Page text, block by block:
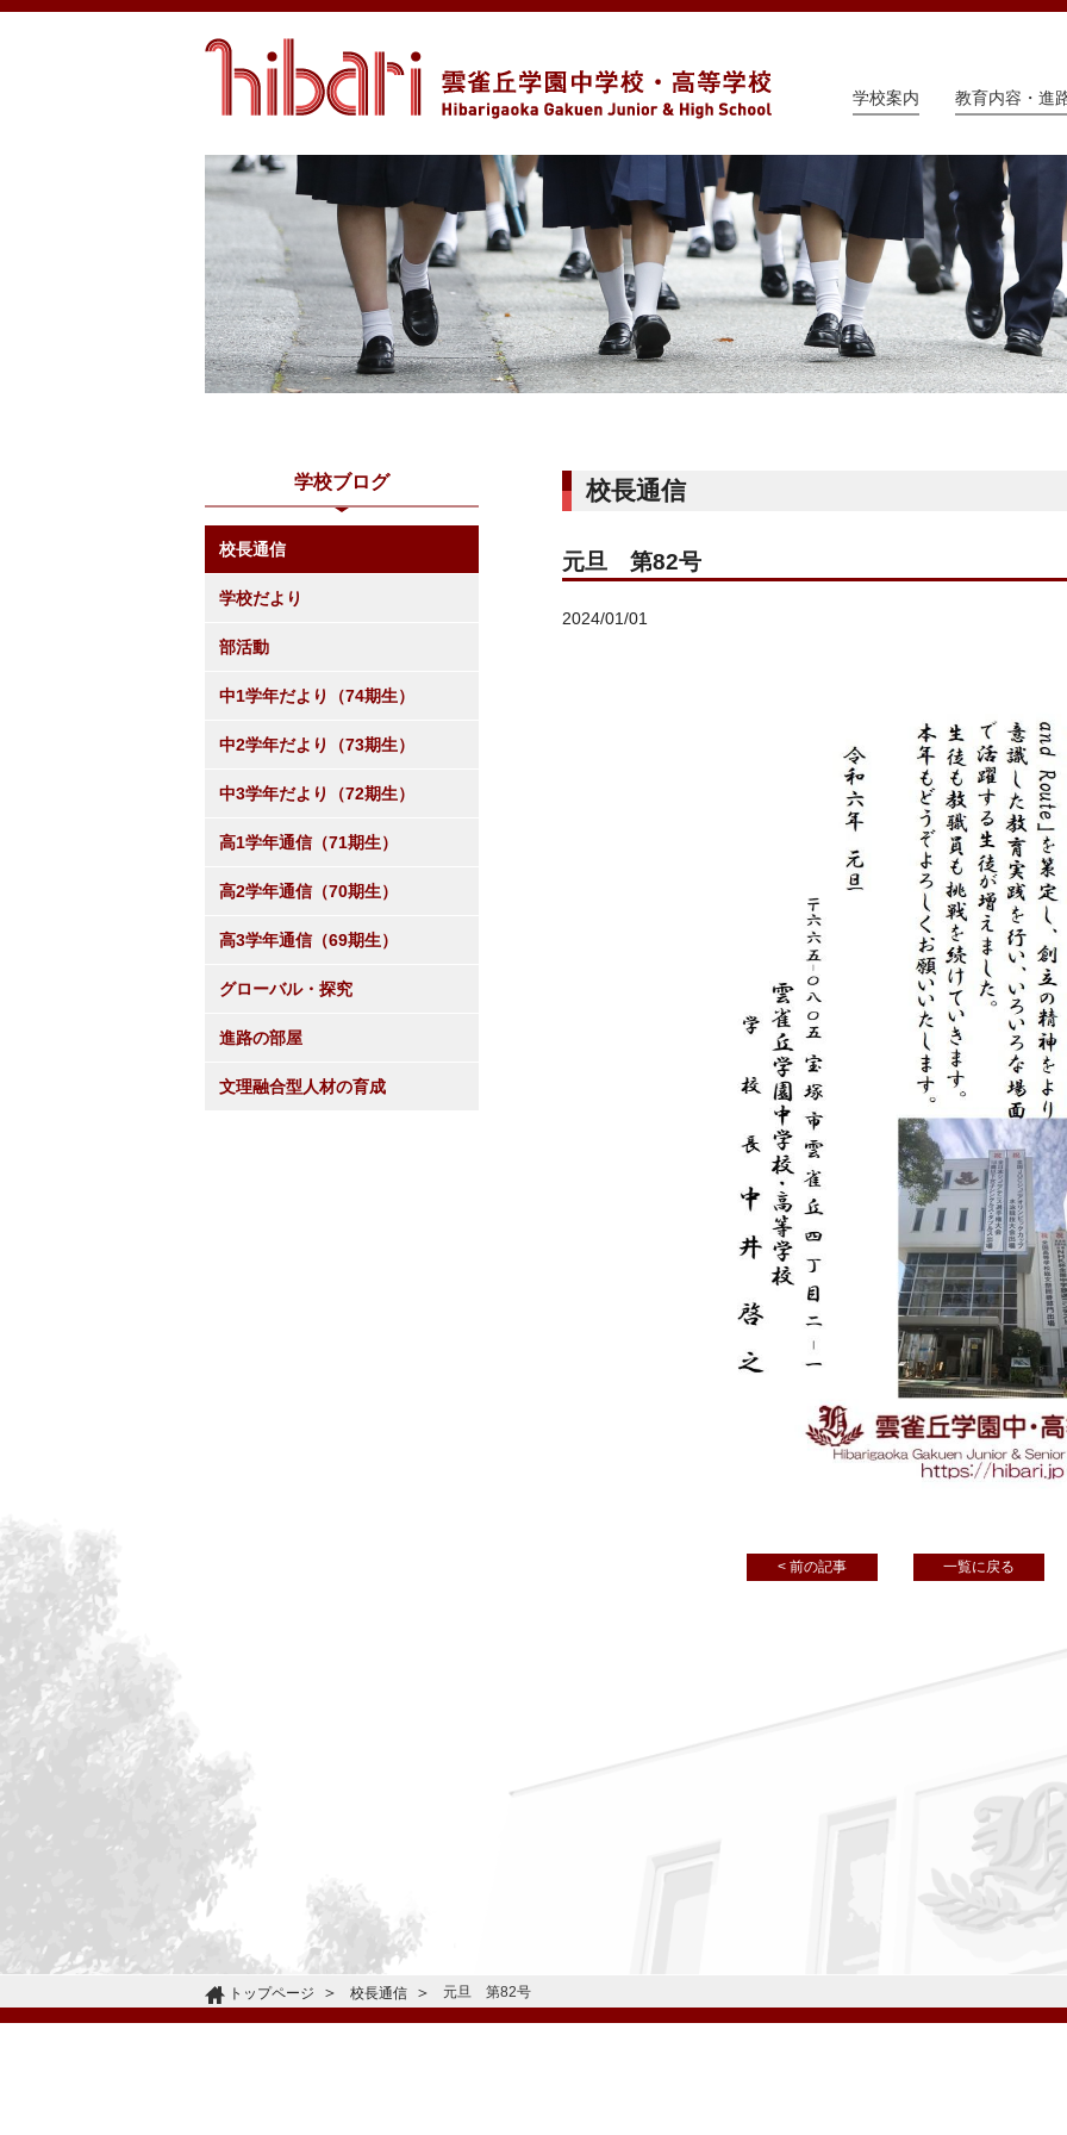
学校案内 教育内容・進
校長通信
元旦 第82号
2024/01/01
< 前の記事 一覧に戻る
学校ブログ
校長通信
学校だより
部活動
中1学年だより（74期生）
中2学年だより（73期生）
中3学年だより（72期生）
高1学年通信（71期生）
高2学年通信（70期生）
高3学年通信（69期生）
グローバル・探究
進路の部屋
文理融合型人材の育成
トップページ 校長通信 元旦 第82号